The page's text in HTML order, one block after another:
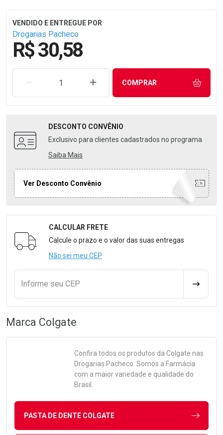
Drogarias Pacheco
R$ 30,58
REMOVER UMA UNIDADEAUMENTAR UMA UNIDADE
COMPRAR
DESCONTO CONVÊNIO
Exclusivo para clientes cadastrados no programa
Saiba Mais
Ver Desconto Convênio
Formulário para Calcular o Frete
CALCULAR FRETE
Calcule o prazo e o valor das suas entregas
Não sei meu CEP
Informe seu CEP
Marca Colgate
Confira todos os produtos da Colgate nas
Drogarias Pacheco. Somos a Farmácia
com a maior variedade e qualidade do
Brasil.
PASTA DE DENTE COLGATE